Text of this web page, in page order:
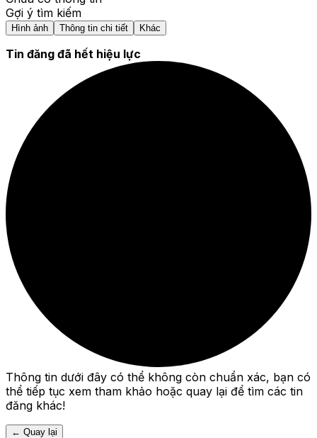
Gợi ý tìm kiếm
Hình ảnh Thông tin chi tiết Khác
Tin đăng đã hết hiệu lực
Thông tin dưới đây có thể không còn chuẩn xác, bạn có
thể tiếp tục xem tham khảo hoặc quay lại để tìm các tin
đăng khác!
← Quay lại